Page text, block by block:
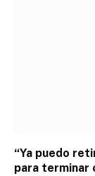
“Ya puedo
para terminar